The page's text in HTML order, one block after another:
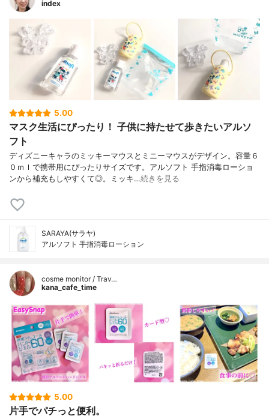
index
5.00
マスク生活にぴったり！ 子供に持たせて歩きたいアルソ
フト
ディズニーキャラのミッキーマウスとミニーマウスがデザイン。容量６
０ｍｌで携帯用にぴったりサイズです。アルソフト 手指消毒ローショ
ンから補充もしやすくて◎。ミッキ…続きを見る
SARAYA(サラヤ)
アルソフト 手指消毒ローション
cosme monitor / Trav…
kana_cafe_time
5.00
片手でパチっと便利。